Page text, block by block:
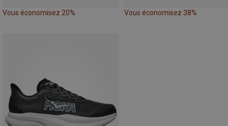
Vous économisez 20% Vous économisez 38%